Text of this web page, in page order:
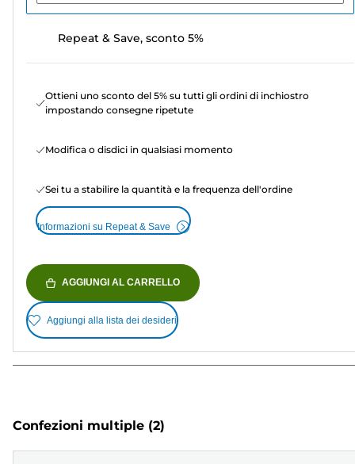
Repeat & Save, sconto 5%
Ottieni uno sconto del 5% su tutti gli ordini di inchiostro
impostando consegne ripetute
Modifica o disdici in qualsiasi momento
Sei tu a stabilire la quantità e la frequenza dell'ordine
Informazioni su Repeat & Save
AGGIUNGI AL CARRELLO
Aggiungi alla lista dei desideri
Confezioni multiple (2)